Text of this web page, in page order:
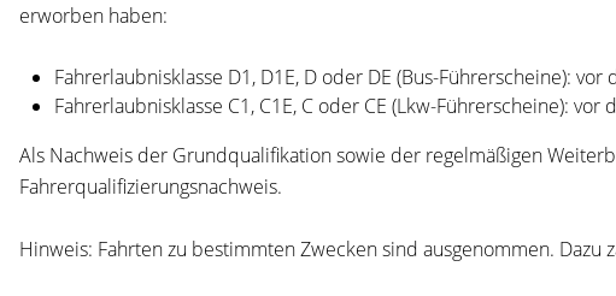
erworben haben:
Fahrerlaubnisklasse D1, D1E, D oder DE (Bus-Führerscheine): vor
Fahrerlaubnisklasse C1, C1E, C oder CE (Lkw-Führerscheine): vor
Als Nachweis der Grundqualifikation sowie der regelmäßigen
Fahrerqualifizierungsnachweis.
Hinweis: Fahrten zu bestimmten Zwecken sind ausgenommen. Dazu